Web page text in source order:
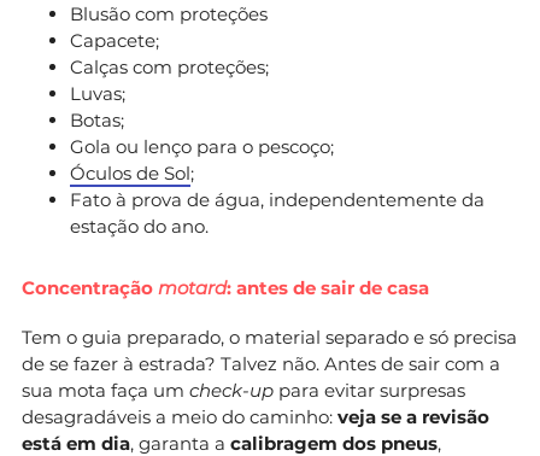
Blusão com proteções
Capacete;
Calças com proteções;
Luvas;
Botas;
Gola ou lenço para o pescoço;
Óculos de Sol;
Fato à prova de água, independentemente da
estação do ano.
Concentração motard: antes de sair de casa
Tem o guia preparado, o material separado e só precisa
de se fazer à estrada? Talvez não. Antes de sair com a
sua mota faça um check-up para evitar surpresas
desagradáveis a meio do caminho: veja se a revisão
está em dia, garanta a calibragem dos pneus,